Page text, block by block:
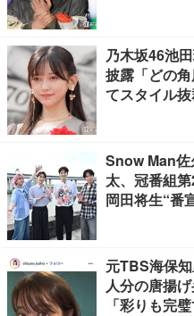
乃木坂46池
披露「どの
てスタイル
Snow Man佐
太、冠番組
岡田将生“番
元TBS海保
人分の唐揚
「彩りも完